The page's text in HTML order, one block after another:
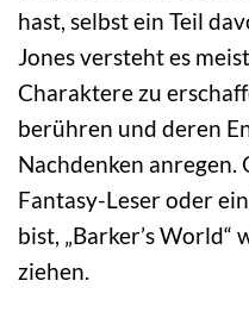
hast, selbst ein Teil
Jones versteht es
Charaktere zu
berühren und deren
Nachdenken
Fantasy-Leser oder
bist, „Barker’s
ziehen.